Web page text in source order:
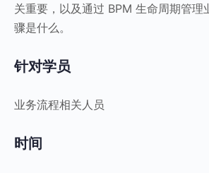
关重要，以及通过 BPM 生命周期管理
骤是什么。
针对学员
业务流程相关人员
时间